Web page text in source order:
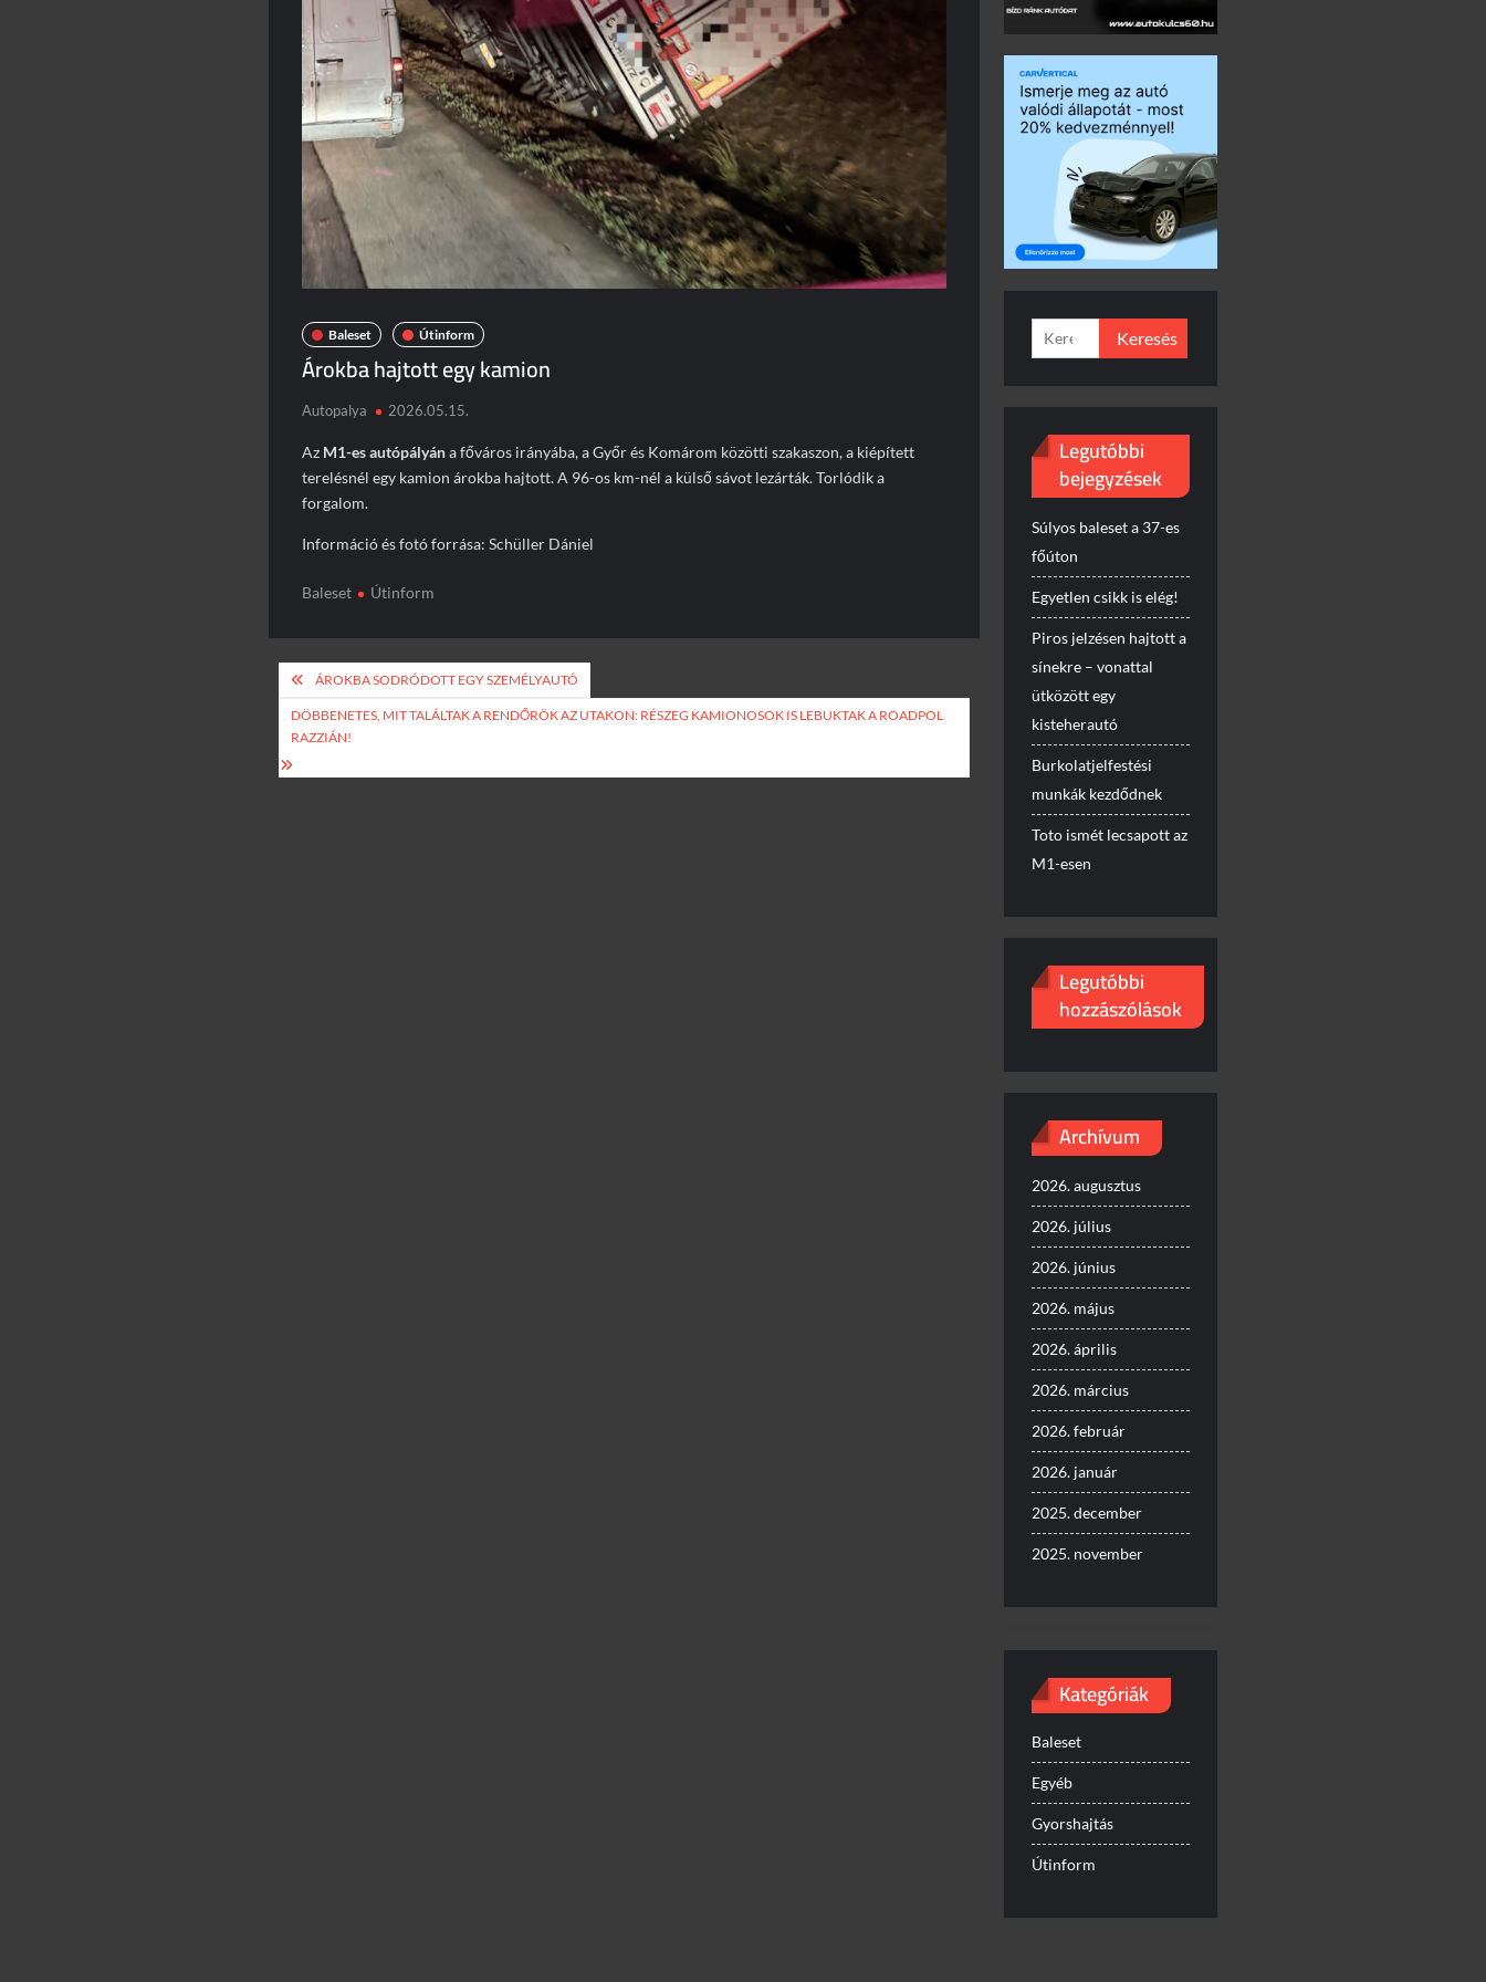
Baleset Útinform
Árokba hajtott egy kamion
Autopalya 2026.05.15.
Az M1-es autópályána főváros irányába, a Győr és Komárom közötti szakaszon, a kiépített
terelésnél egy kamion árokba hajtott. A 96-os km-nél a külső sávot lezárták. Torlódik a
forgalom.
Információ és fotó forrása: Schüller Dániel
Baleset Útinform
Bejegyzés
navigáció
ÁROKBA SODRÓDOTT EGY SZEMÉLYAUTÓ
DÖBBENETES, MIT TALÁLTAK A RENDŐRÖK AZ UTAKON: RÉSZEG KAMIONOSOK IS LEBUKTAK A ROADPOL
RAZZIÁN!
Keresés:
Legutóbbi
bejegyzések
Súlyos baleset a 37-es
főúton
Egyetlen csikk is elég!
Piros jelzésen hajtott a
sínekre – vonattal
ütközött egy
kisteherautó
Burkolatjelfestési
munkák kezdődnek
Toto ismét lecsapott az
M1-esen
Legutóbbi
hozzászólások
Archívum
2026. augusztus
2026. július
2026. június
2026. május
2026. április
2026. március
2026. február
2026. január
2025. december
2025. november
Kategóriák
Baleset
Egyéb
Gyorshajtás
Útinform